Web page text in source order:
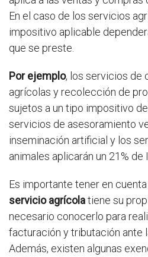
En el caso de los servicios
impositivo aplicable
que se preste.
Por ejemplo, los servicios de
agrícolas y recolección de
sujetos a un tipo impositivo
servicios de asesoramiento
inseminación artificial y los
animales aplicarán un 21% de
Es importante tener en
servicio agrícolatiene su
necesario conocerlo para
facturación y tributación ante
Además, existen algunas